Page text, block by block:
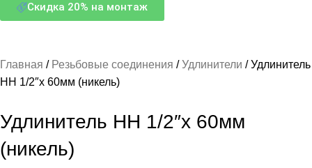
Скидка 20% на монтаж
Главная Резьбовые соединения Удлинители
Удлинитель
НН 1/2″x 60мм (никель)
Удлинитель НН 1/2″x 60мм
(никель)